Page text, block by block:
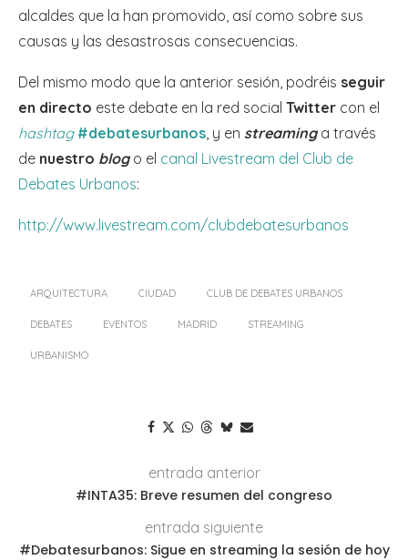
alcaldes que la han promovido, así como sobre sus
causas y las desastrosas consecuencias.
Del mismo modo que la anterior sesión, podréis seguir
en directo este debate en la red social Twitter con el
hashtag #debatesurbanos , y en streaminga través
de nuestro blogo el canal Livestream del Club de
Debates Urbanos:
http://www.livestream.com/clubdebatesurbanos
ARQUITECTURA CIUDAD CLUB DE DEBATES URBANOS
DEBATES EVENTOS MADRID STREAMING
URBANISMO
entrada anterior
#INTA35: Breve resumen del congreso
entrada siguiente
#Debatesurbanos: Sigue en streaming la sesión de hoy